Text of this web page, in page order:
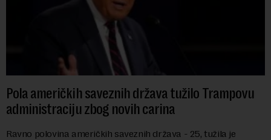
Pola američkih saveznih država tužilo Trampovu
administraciju zbog novih carina
Ravno polovina američkih saveznih država - 25, tužila je